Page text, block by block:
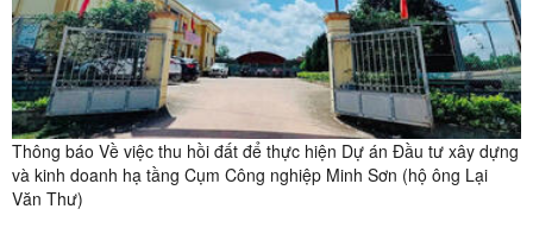
Thông báo Về việc thu hồi đất để thực hiện Dự án Đầu tư xây dựng
và kinh doanh hạ tầng Cụm Công nghiệp Minh Sơn (hộ ông Lại
Văn Thư)